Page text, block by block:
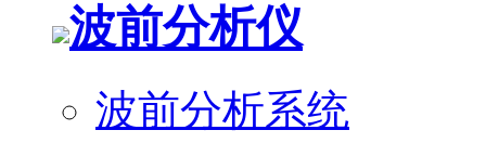
波前分析仪
波前分析系统